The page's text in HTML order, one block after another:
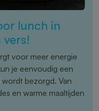
lunch in
voor meer energie
je eenvoudig een
bezorgd. Van
en warme maaltijden